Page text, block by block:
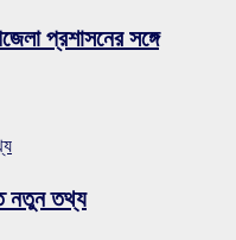
প্রশাসনের সঙ্গে
নতুন তথ্য